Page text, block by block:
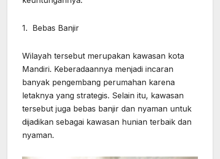
1. Bebas Banjir
Wilayah tersebut merupakan kawasan kota
Mandiri. Keberadaannya menjadi incaran
banyak pengembang perumahan karena
letaknya yang strategis. Selain itu, kawasan
tersebut juga bebas banjir dan nyaman untuk
dijadikan sebagai kawasan hunian terbaik dan
nyaman.